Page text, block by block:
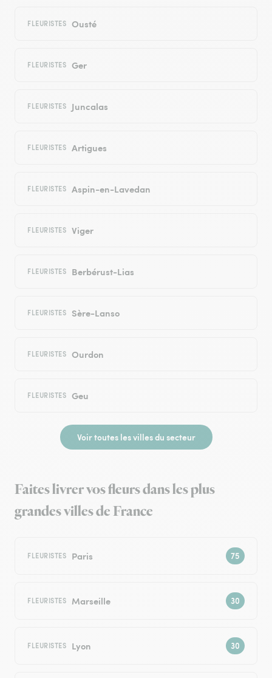
FLEURISTES Ousté
FLEURISTES Ger
FLEURISTES Juncalas
FLEURISTES Artigues
FLEURISTES Aspin-en-Lavedan
FLEURISTES Viger
FLEURISTES Berbérust-Lias
FLEURISTES Sère-Lanso
FLEURISTES Ourdon
FLEURISTES Geu
Voir toutes les villes du secteur
Faites livrer vos fleurs dans les plus
grandes villes de France
FLEURISTES Paris
FLEURISTES Marseille
FLEURISTES Lyon